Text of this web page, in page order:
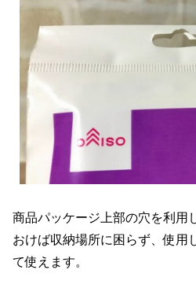
商品パッケージ上部の穴を利用
おけば収納場所に困らず、使用
て使えます。